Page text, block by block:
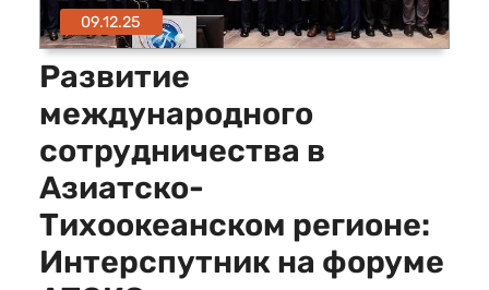
09.12.25
Развитие
международного
сотрудничества в
Азиатско-
Тихоокеанском регионе:
Интерспутник на форуме